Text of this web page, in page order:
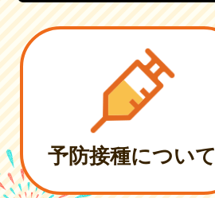
予防接種について